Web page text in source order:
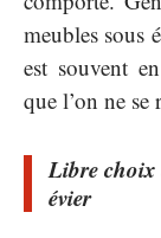
meubles sous
est souvent
que l’on ne se
Libre choix
évier